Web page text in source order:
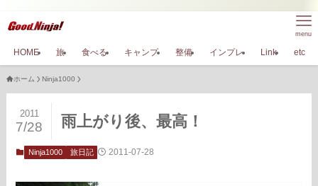
menu
HOME 旅 食べる キャンプ 整備 インプレ Link etc
ホーム Ninja1000
雨上がり後、最高！
2011
7/28
Ninja1000 旅日記 2011-07-28